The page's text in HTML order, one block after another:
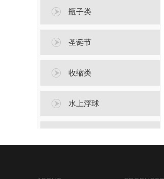
瓶子类
圣诞节
收缩类
水上浮球